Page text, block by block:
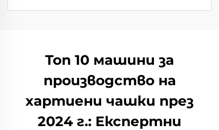
Топ 10 машини за
производство на
хартиени чашки през
2024 г.: Експертни